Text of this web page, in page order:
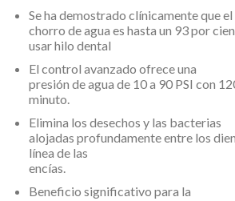
Se ha demostrado clínicamente que el
chorro de agua es hasta un 93 por
usar hilo dental
El control avanzado ofrece una
presión de agua de 10 a 90 PSI con
minuto.
Elimina los desechos y las bacterias
alojadas profundamente entre los
línea de las
encías.
Beneficio significativo para la